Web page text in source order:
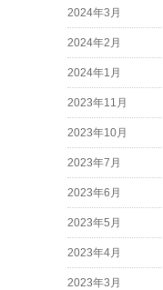
2024年3月
2024年2月
2024年1月
2023年11月
2023年10月
2023年7月
2023年6月
2023年5月
2023年4月
2023年3月